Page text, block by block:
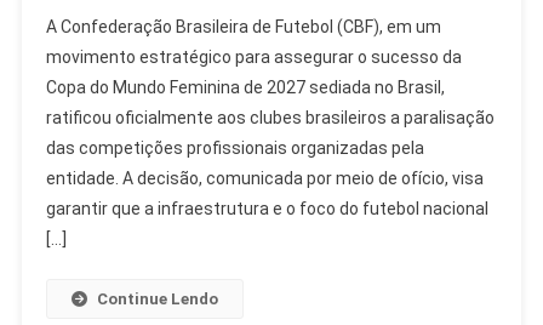
Confirma
Paralisação
De
Competições
Para
Copa
Feminina
A Confederação Brasileira de Futebol (CBF), em um
movimento estratégico para assegurar o sucesso da
Copa do Mundo Feminina de 2027 sediada no Brasil,
ratificou oficialmente aos clubes brasileiros a paralisação
das competições profissionais organizadas pela
entidade. A decisão, comunicada por meio de ofício, visa
garantir que a infraestrutura e o foco do futebol nacional
[…]
Continue Lendo